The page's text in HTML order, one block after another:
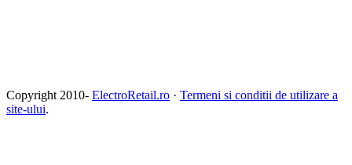
Copyright 2010- ElectroRetail.ro · Termeni si conditii de utilizare a
site-ului.